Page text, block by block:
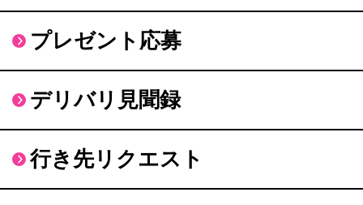
プレゼント応募
デリバリ見聞録
行き先リクエスト